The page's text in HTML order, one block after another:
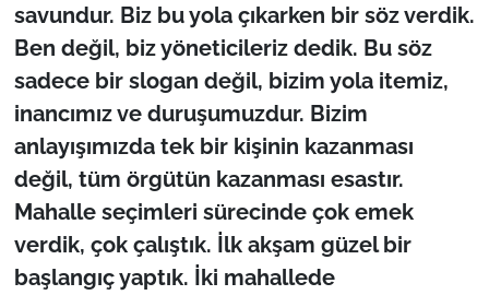
savundur. Biz bu yola çıkarken bir söz verdik.
Ben değil, biz yöneticileriz dedik. Bu söz
sadece bir slogan değil, bizim yola itemiz,
inancımız ve duruşumuzdur. Bizim
anlayışımızda tek bir kişinin kazanması
değil, tüm örgütün kazanması esastır.
Mahalle seçimleri sürecinde çok emek
verdik, çok çalıştık. İlk akşam güzel bir
başlangıç yaptık. İki mahallede